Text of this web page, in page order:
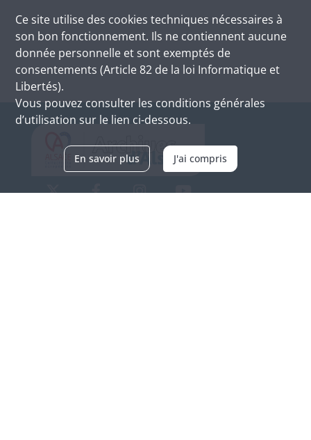
Ce site utilise des cookies techniques nécessaires à
son bon fonctionnement. Ils ne contiennent aucune
donnée personnelle et sont exemptés de
consentements (Article 82 de la loi Informatique et
Libertés).
Vous pouvez consulter les conditions générales
d’utilisation sur le lien ci-dessous.
En savoir plus J'ai compris